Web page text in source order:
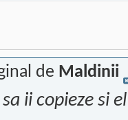
de Maldinii
ii copieze si